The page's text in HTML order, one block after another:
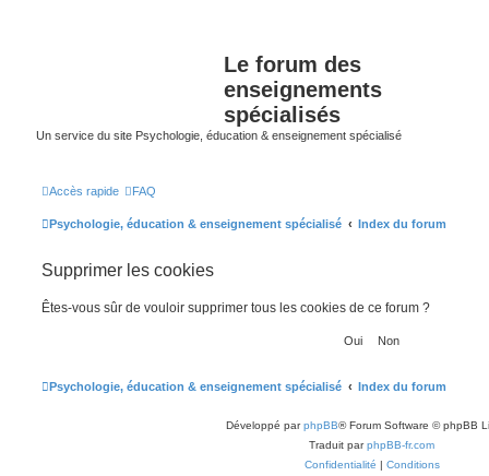
Le forum des
enseignements
spécialisés
Un service du site Psychologie, éducation & enseignement spécialisé
Accès rapide FAQ
Psychologie, éducation & enseignement spécialisé Index du forum
Supprimer les cookies
Êtes-vous sûr de vouloir supprimer tous les cookies de ce forum ?
Psychologie, éducation & enseignement spécialisé Index du forum
Développé parphpBB® Forum Software © phpBB
Traduit parphpBB-fr.com
Confidentialité | Conditions